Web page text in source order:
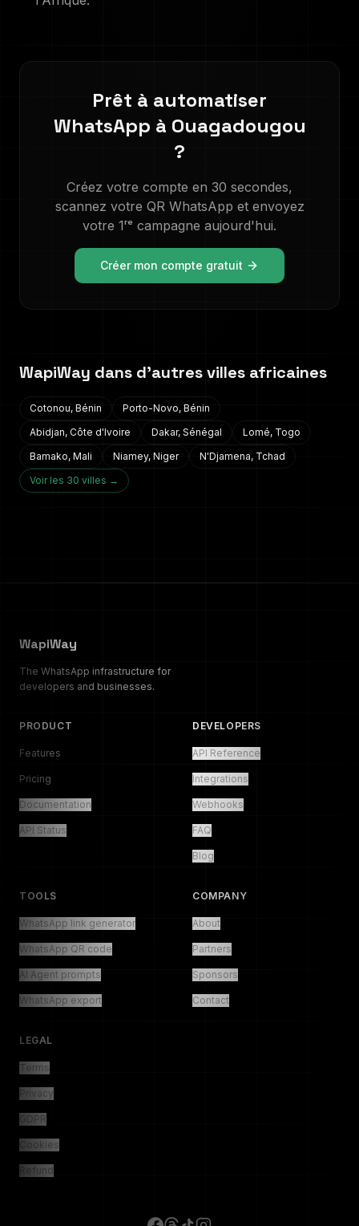
Prêt à automatiser
WhatsApp à Ouagadougou
?
Créez votre compte en 30 secondes,
scannez votre QR WhatsApp et envoyez
votre 1ʳᵉ campagne aujourd'hui.
Créer mon compte gratuit
WapiWay dans d'autres villes africaines
Cotonou, Bénin Porto-Novo, Bénin
Abidjan, Côte d'Ivoire Dakar, Sénégal Lomé, Togo
Bamako, Mali Niamey, Niger N'Djamena, Tchad
Voir les 30 villes →
WapiWay
The WhatsApp infrastructure for
developers and businesses.
PRODUCT
Features
Pricing
Documentation
API Status
DEVELOPERS
API Reference
Integrations
Webhooks
FAQ
Blog
TOOLS
WhatsApp link generator
WhatsApp QR code
AI Agent prompts
WhatsApp export
COMPANY
About
Partners
Sponsors
Contact
LEGAL
Terms
Privacy
GDPR
Cookies
Refund